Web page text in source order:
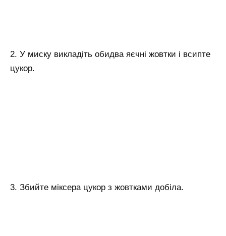
2. У миску викладіть обидва яєчні жовтки і всипте
цукор.
3. Збийте міксера цукор з жовтками добіла.